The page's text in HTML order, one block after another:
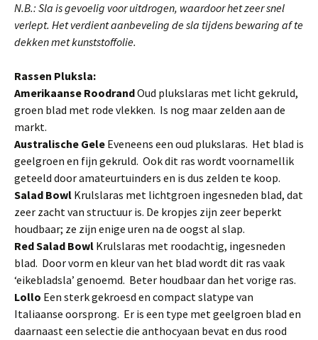
N.B.: Sla is gevoelig voor uitdrogen, waardoor het zeer snel
verlept. Het verdient aanbeveling de sla tijdens bewaring af te
dekken met kunststoffolie.
Rassen Pluksla:
Amerikaanse RoodrandOud plukslaras met licht ge­kruld,
groen blad met rode vlekken. Is nog maar zelden aan de
markt.
Australische Gele Eveneens een oud plukslaras. Het blad is
geelgroen en fijn gekruld. Ook dit ras wordt voorna­mellik
geteeld door amateur­tuinders en is dus zelden te koop.
Salad Bowl Krulslaras met lichtgroen ingesneden blad, dat
zeer zacht van structuur is. De kropjes zijn zeer be­perkt
houdbaar; ze zijn enige uren na de oogst al slap.
Red Salad Bowl Krulslaras met roodachtig, ingesneden
blad. Door vorm en kleur van het blad wordt dit ras vaak
‘eikebladsla’ genoemd. Beter houdbaar dan het vorige ras.
Lollo Een sterk gekroesd en compact slatype van
Italiaanse oorsprong. Er is een type met geelgroen blad en
daarnaast een selectie die anthocyaan bevat en dus rood